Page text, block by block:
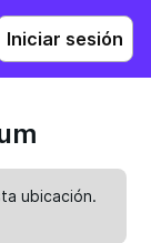
Iniciar sesión
ubicación.